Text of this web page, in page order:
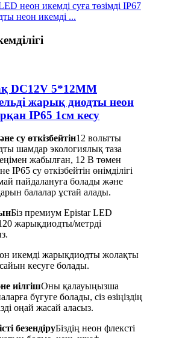
неон икемді суға төзімді IP67
неон икемді ...
DC12V 5*12MM
жарық диодты неон
IP65 1см кесу
су өткізбейтін12 вольтты
шамдар экологиялық таза
жабылған, 12 В төмен
IP65 су өткізбейтін өнімділігі
пайдалануға болады және
балалар ұстай алады.
Біз премиум Epistar LED
жарықдиодты/метрді
икемді жарықдиодты жолақты
кесуге болады.
иілгішОны қалауыңызша
бүгуге болады, сіз өзіңіздің
оңай жасай аласыз.
безендіруБіздің неон флексті